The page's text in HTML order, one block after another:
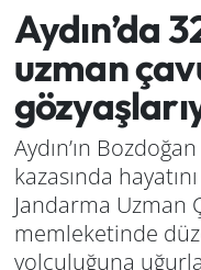
Aydın’da
uzman
Aydın’ın
kazasında
Jandarma Uzman
memleketinde
yolculuğuna
Genel
Haber
Izmir
Kütahya
Manisa
Son Dakika
Haber Arşivi